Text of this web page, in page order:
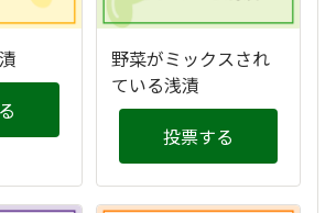
野菜がミックスされ
ている浅漬
投票する